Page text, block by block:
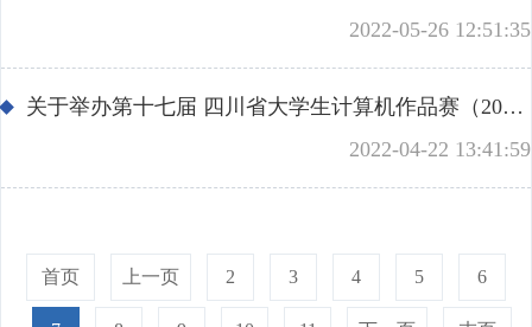
2022-05-26 12:51:35
关于举办第十七届 四川省大学生计算机作品赛（2022）的通知
2022-04-22 13:41:59
首页 上一页 2 3 4 5 6